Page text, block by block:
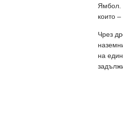
Ямбол.
които
Чрез
на